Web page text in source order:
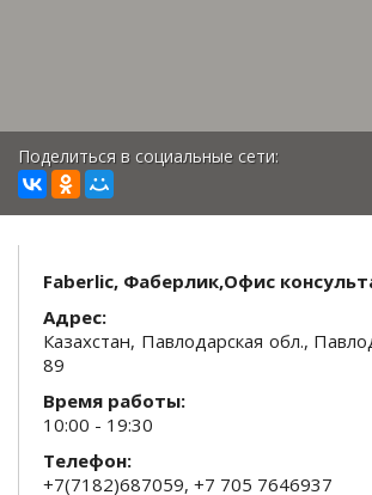
Поделиться в социальные сети:
Faberlic, Фаберлик,Офис
Адрес:
Казахстан, Павлодарская обл.,
89
Время работы:
10:00 - 19:30
Телефон:
+7(7182)687059, +7 705 7646937